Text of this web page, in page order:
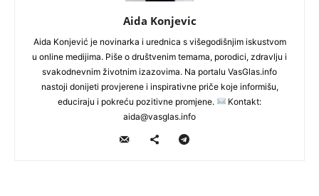
Aida Konjevic
Aida Konjević je novinarka i urednica s višegodišnjim iskustvom
u online medijima. Piše o društvenim temama, porodici, zdravlju i
svakodnevnim životnim izazovima. Na portalu VasGlas.info
nastoji donijeti provjerene i inspirativne priče koje informišu,
educiraju i pokreću pozitivne promjene.
Kontakt:
aida@vasglas.info